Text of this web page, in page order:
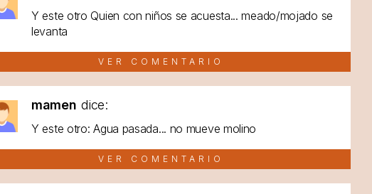
Y este otro Quien con niños se acuesta... meado/mojado se
levanta
VER COMENTARIO
mamen dice:
Y este otro: Agua pasada... no mueve molino
VER COMENTARIO